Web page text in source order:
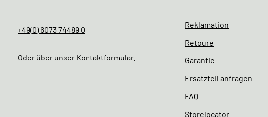
+49(0) 6073 74489 0
Oder über unser Kontaktformular.
Reklamation
Retoure
Garantie
Ersatzteil anfragen
FAQ
Storelocator